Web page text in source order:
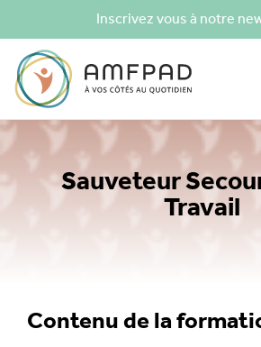
Inscrivez vous à notre
Sauveteur
Travail
Contenu de la